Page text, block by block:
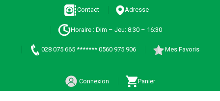
Contact Adresse
Horaire : Dim – Jeu: 8:30 – 16:30
028 075 665 ******* 0560 975 906 Mes Favoris
Connexion Panier